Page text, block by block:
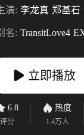
演: 李龙真 郑基石
名: TransitLove4
立即播放
6.8
评分
热度
1.4万人